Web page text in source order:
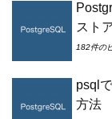
スト
182件の
psql
方法